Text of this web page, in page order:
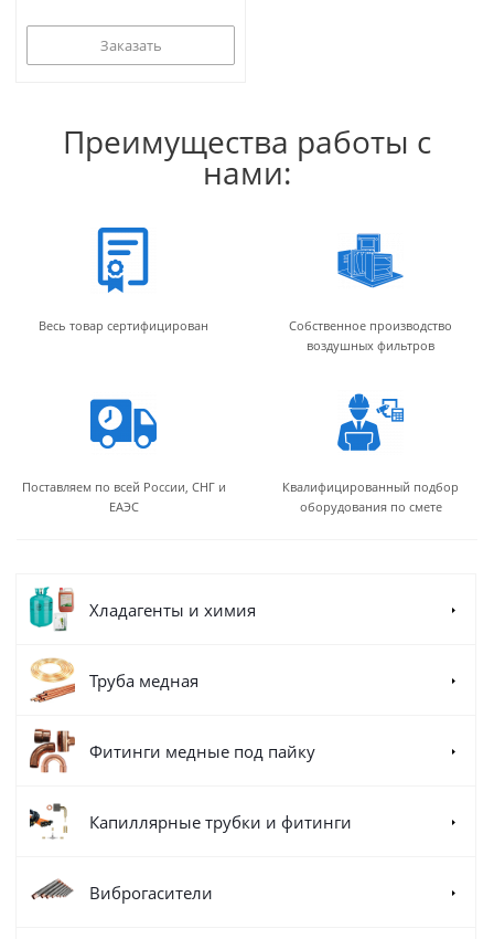
Заказать
Преимущества работы с
нами:
Весь товар сертифицирован
Собственное производство
воздушных фильтров
Поставляем по всей России, СНГ и
ЕАЭС
Квалифицированный подбор
оборудования по смете
Хладагенты и химия
Труба медная
Фитинги медные под пайку
Капиллярные трубки и фитинги
Виброгасители